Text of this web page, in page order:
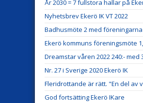
År 2030 = 7 fullstora hallar på
Nyhetsbrev Ekerö IK VT 2022
Badhusmöte 2 med föreningarna
Ekerö kommuns föreningsmöte
Dreamstar våren 2022 240:- med
Nr. 27 i Sverige 2020 Ekerö IK
Fleridrottande är rätt. "En del av
God fortsätting Ekerö IKare